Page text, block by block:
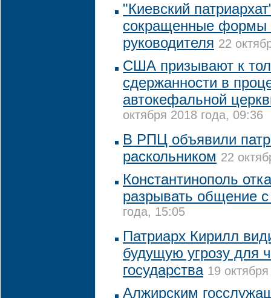
"Киевский
сокращенные формы
руководителя 22
США призывают к
сдержанности в
автокефальной
октября 2018 года, 09:36
В РПЦ объявили
раскольником 22
Константинополь
разрывать общение
года, 15:05
Патриарх Кирилл
будущую угрозу для
государства 19
Алжирским